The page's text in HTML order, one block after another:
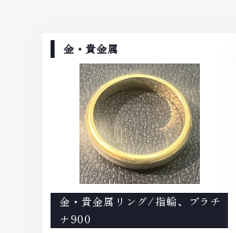
金・貴金属
金・貴金属リング/指輪、 プラチ
ナ900